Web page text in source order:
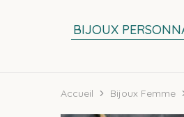
BIJOUX
Accueil Bijoux Femme